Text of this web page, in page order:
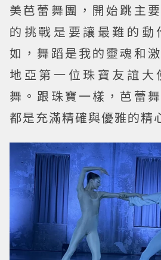
美芭蕾舞團，開始跳主
的挑戰是要讓最難的動
如，舞蹈是我的靈魂和
地亞第一位珠寶友誼大
舞。跟珠寶一樣，芭蕾
都是充滿精確與優雅的精